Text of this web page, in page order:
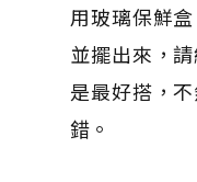
用玻璃保鮮
並擺出來，
是最好搭，
錯。